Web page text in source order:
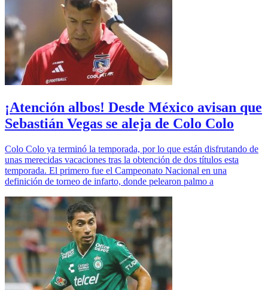
¡Atención albos! Desde México avisan que
Sebastián Vegas se aleja de Colo Colo
Colo Colo ya terminó la temporada, por lo que están disfrutando de
unas merecidas vacaciones tras la obtención de dos títulos esta
temporada. El primero fue el Campeonato Nacional en una
definición de torneo de infarto, donde pelearon palmo a